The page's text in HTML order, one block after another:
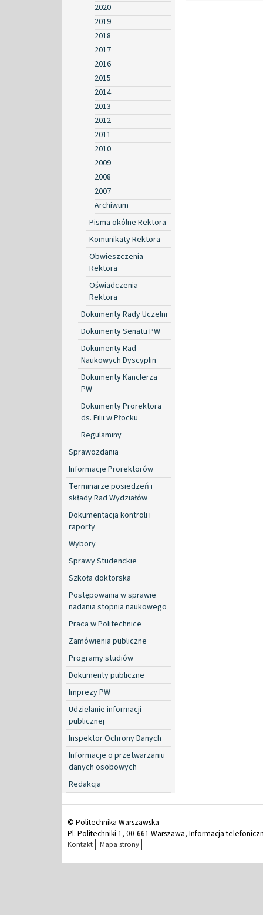
2020
2019
2018
2017
2016
2015
2014
2013
2012
2011
2010
2009
2008
2007
Archiwum
Pisma okólne Rektora
Komunikaty Rektora
Obwieszczenia
Rektora
Oświadczenia
Rektora
Dokumenty Rady Uczelni
Dokumenty Senatu PW
Dokumenty Rad
Naukowych Dyscyplin
Dokumenty Kanclerza
PW
Dokumenty Prorektora
ds. Filii w Płocku
Regulaminy
Sprawozdania
Informacje Prorektorów
Terminarze posiedzeń i
składy Rad Wydziałów
Dokumentacja kontroli i
raporty
Wybory
Sprawy Studenckie
Szkoła doktorska
Postępowania w sprawie
nadania stopnia naukowego
Praca w Politechnice
Zamówienia publiczne
Programy studiów
Dokumenty publiczne
Imprezy PW
Udzielanie informacji
publicznej
Inspektor Ochrony Danych
Informacje o przetwarzaniu
danych osobowych
Redakcja
© Politechnika Warszawska
Pl. Politechniki 1, 00-661 Warszawa, Informacja
Kontakt Mapa strony